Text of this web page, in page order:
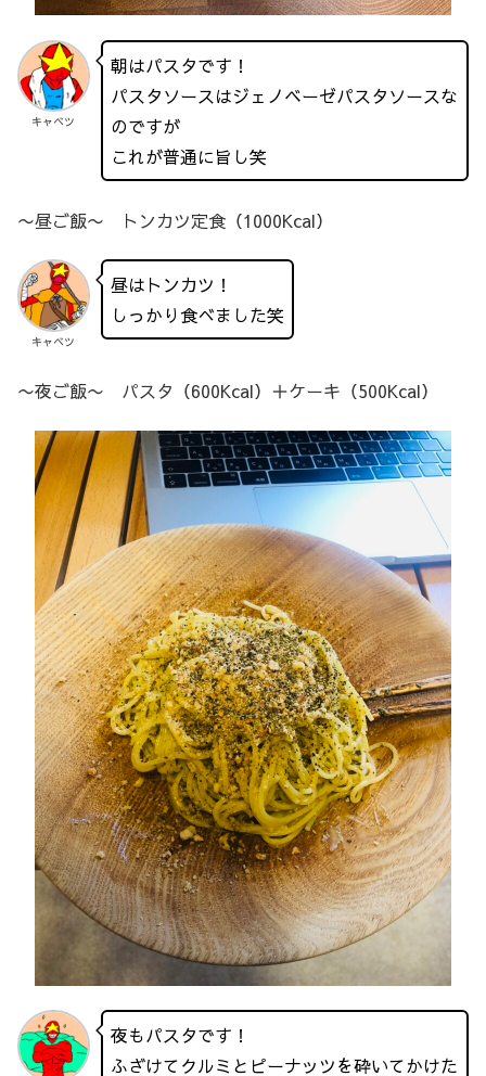
キャベツ
朝はパスタです！
パスタソースはジェノベーゼパスタソースな
のですが
これが普通に旨し笑
〜昼ご飯〜 トンカツ定食（1000Kcal）
キャベツ
昼はトンカツ！
しっかり食べました笑
〜夜ご飯〜 パスタ（600Kcal）＋ケーキ（500Kcal）
夜もパスタです！
ふざけてクルミとピーナッツを砕いてかけた